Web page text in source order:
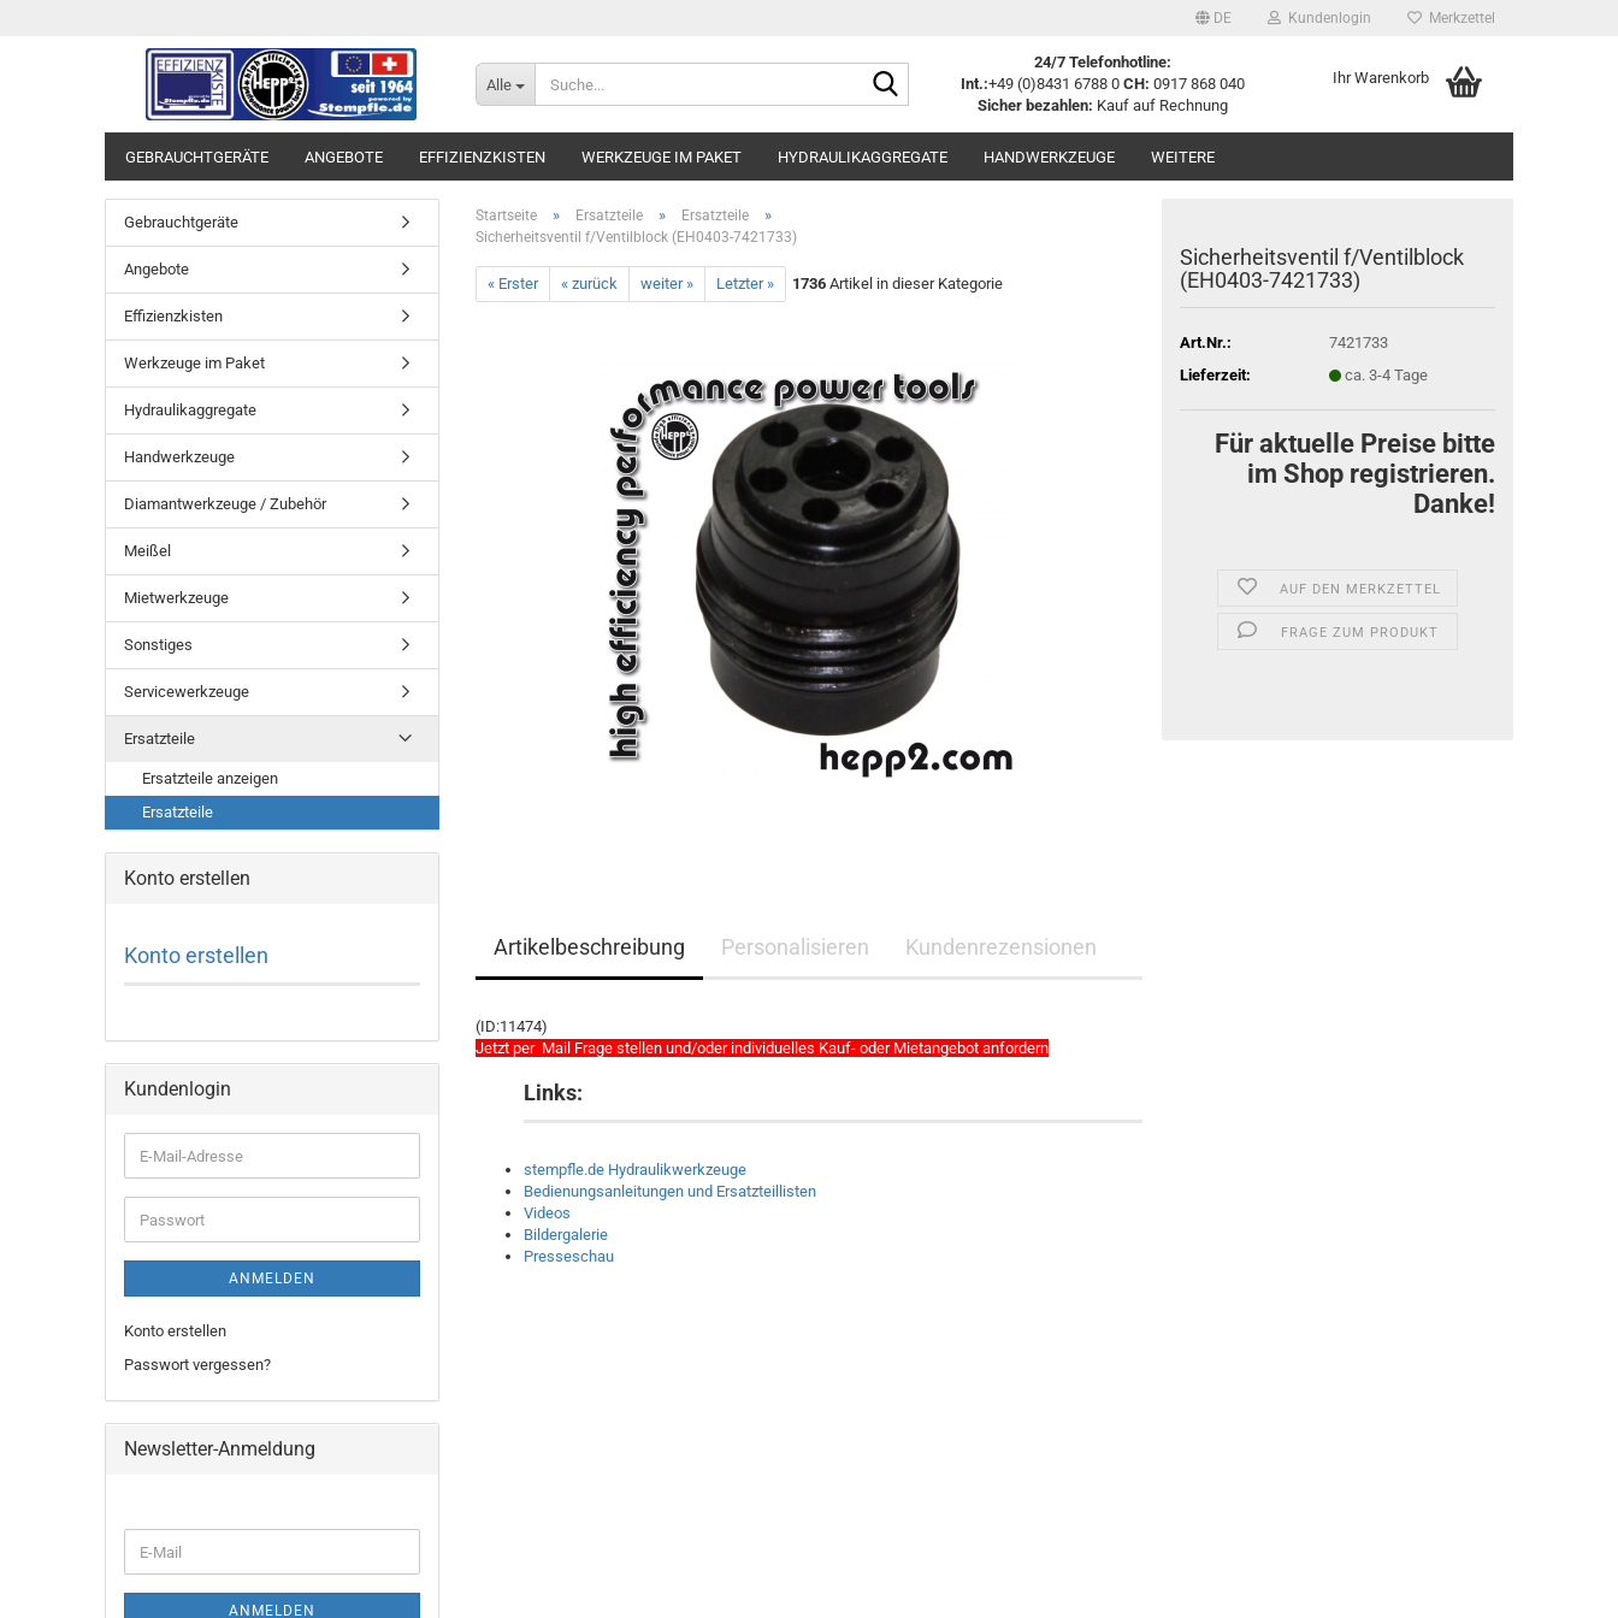
DE Kundenlogin Merkzettel
Alle
24/7 Telefonhotline:
Int.:+49 (0)8431 6788 0 CH: 0917 868 040
Sicher bezahlen: Kauf auf Rechnung
Ihr Warenkorb
GEBRAUCHTGERÄTE ANGEBOTE EFFIZIENZKISTEN WERKZEUGE IM PAKET HYDRAULIKAGGREGATE HANDWERKZEUGE WEITERE
Startseite » Ersatzteile » Ersatzteile »
Sicherheitsventil f/Ventilblock (EH0403-7421733)
« Erster « zurück weiter » Letzter » 1736Artikel in dieser Kategorie
Sicherheitsventil f/Ventilblock
(EH0403-7421733)
Art.Nr.:
7421733
Lieferzeit:
ca. 3-4 Tage
Für aktuelle Preise bitte
im Shop registrieren.
Danke!
AUF DEN MERKZETTEL
FRAGE ZUM PRODUKT
Artikelbeschreibung Personalisieren Kundenrezensionen
(ID:11474)
Jetzt per Mail Frage stellen und/oder individuelles Kauf- oder Mietangebot anfordern
Links:
stempfle.de Hydraulikwerkzeuge
Bedienungsanleitungen und Ersatzteillisten
Videos
Bildergalerie
Presseschau
Gebrauchtgeräte
Angebote
Effizienzkisten
Werkzeuge im Paket
Hydraulikaggregate
Handwerkzeuge
Diamantwerkzeuge / Zubehör
Meißel
Mietwerkzeuge
Sonstiges
Servicewerkzeuge
Ersatzteile
Ersatzteile anzeigen
Ersatzteile
Konto erstellen
Konto erstellen
Kundenlogin
E-
Mail-
Adresse
Passwort
ANMELDEN
Konto erstellen
Passwort vergessen?
Newsletter-Anmeldung
ZUR
E-
Mail
ANMELDEN